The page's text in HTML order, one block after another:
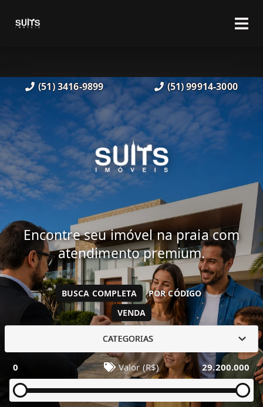
(51) 3416-9899 (51) 99914-3000
Encontre seu imóvel na praia com
atendimento premium.
VENDA
BUSCA COMPLETA POR CÓDIGO
CATEGORIAS
0 Valor (R$) 29.200.000